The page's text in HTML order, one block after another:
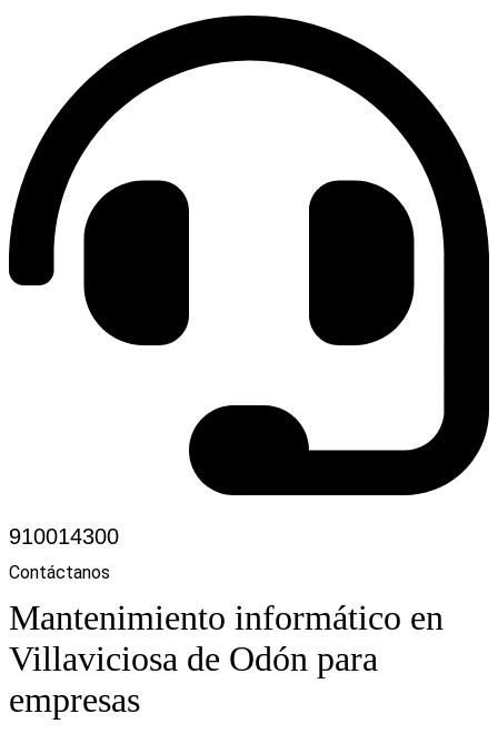
910014300
Contáctanos
Mantenimiento informático en
Villaviciosa de Odón para
empresas